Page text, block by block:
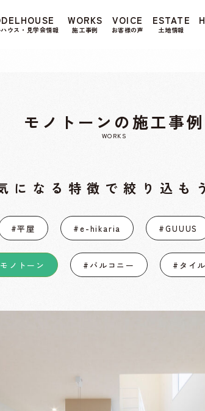
ウス・見学会情報
WORKS
施工事例
VOICE
お客様の声
ESTATE
土地情報
モノトーンの施工事例
WORKS
になる特徴で絞り込も
#平屋 #e-hikaria #GUUUS
ノトーン #バルコニー #タイル
ですか? 当社ではお客様のプライ
は、当社のプライバシーポリシーを